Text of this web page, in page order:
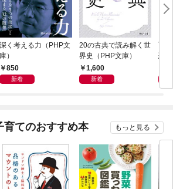
深く考える力（PHP文
庫）
850
新着
20の古典で読み解く世
界史（PHP文庫）
1,600
新着
面
恐
育てのおすすめ本 もっと見る